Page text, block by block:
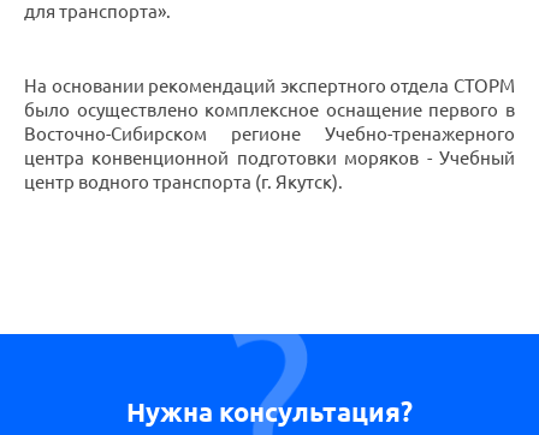
для транспорта».
На основании рекомендаций экспертного отдела СТОРМ
было осуществлено комплексное оснащение первого в
Восточно-Сибирском регионе Учебно-тренажерного
центра конвенционной подготовки моряков - Учебный
центр водного транспорта (г. Якутск).
Нужна консультация?